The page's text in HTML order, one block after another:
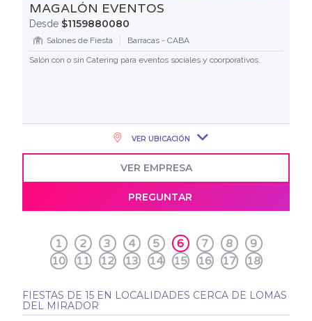
MAGALÓN EVENTOS
Desde $1159880080
Salones de Fiesta
Barracas - CABA
Salón con o sin Catering para eventos sociales y coorporativos.
VER UBICACIÓN
VER EMPRESA
PREGUNTAR
1 2 3 4 5 6 7 8
9
10
11 12 13 14 15 16 17 18
FIESTAS DE 15 EN LOCALIDADES CERCA DE LOMAS
DEL MIRADOR